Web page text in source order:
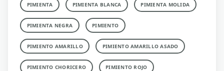
PIMIENTA PIMIENTA BLANCA PIMIENTA MOLIDA
PIMIENTA NEGRA PIMIENTO
PIMIENTO AMARILLO PIMIENTO AMARILLO ASADO
PIMIENTO CHORICERO PIMIENTO ROJO